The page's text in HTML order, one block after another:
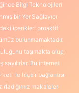
Bilgi Teknolojileri
bir Yer Sağlayıcı
içerikleri proaktif
bulunmamaktadır.
taşımakta olup,
Bu internet
ile hiçbir bağlantısı
makaleler